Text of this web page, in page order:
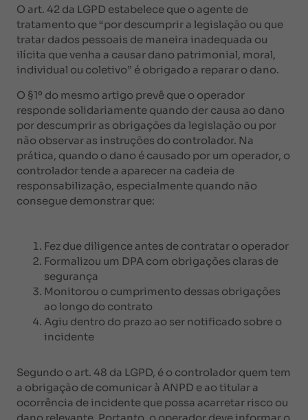
O art. 42 da LGPD estabelece que o agente de
tratamento que “por descumprir a legislação ou que
tratar dados pessoais de maneira inadequada ou
ilícita que venha a causar dano patrimonial, moral,
individual ou coletivo” é obrigado a reparar o dano.
O §1º do mesmo artigo prevê que o operador
responde solidariamente quando der causa ao dano
por descumprir as obrigações da legislação ou por
não observar as instruções do controlador. Na
prática, quando o dano é causado por um operador, o
controlador tende a aparecer na cadeia de
responsabilização, especialmente quando não
consegue demonstrar que:
Fez due diligence antes de contratar o operador
Formalizou um DPA com obrigações claras de
segurança
Monitorou o cumprimento dessas obrigações
ao longo do contrato
Agiu dentro do prazo ao ser notificado sobre o
incidente
Segundo o art. 48 da LGPD, é o controlador quem tem
a obrigação de comunicar à ANPD e ao titular a
ocorrência de incidente que possa acarretar risco ou